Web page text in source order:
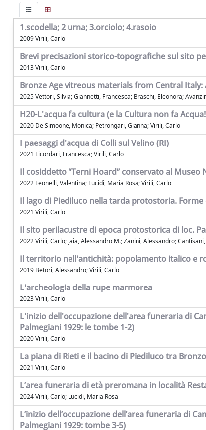
1.scodella; 2 urna; 3.orciolo; 4.rasoio
2009 Virili, Carlo
Brevi precisazioni storico-topografiche sul sito
2013 Virili, Carlo
Bronze Age vitreous materials from Central
2025 Vettori, Silvia; Giannetti, Francesca; Braschi, Eleonora;
H20-L'acqua fa cultura (e la Cultura non fa
2020 De Simoone, Monica; Petrongari, Gianna; Virili, Carlo
I paesaggi d'acqua di Colli sul Velino (RI)
2021 Licordari, Francesca; Virili, Carlo
Il cosiddetto “Terni Hoard” conservato al
2022 Leonelli, Valentina; Lucidi, Maria Rosa; Virili, Carlo
Il lago di Piediluco nella tarda protostoria.
2021 Virili, Carlo
Il sito perilacustre di epoca protostorica di loc.
2022 Virili, Carlo; Jaia, Alessandro M.; Zanini, Alessandro;
Il territorio nell'antichità: popolamento italico e
2019 Betori, Alessandro; Virili, Carlo
L'archeologia della rupe marmorea
2023 Virili, Carlo
L'inizio dell'occupazione dell'area funeraria di
Palmegiani 1929: le tombe 1-2)
2020 Virili, Carlo
La piana di Rieti e il bacino di Piediluco tra
2021 Virili, Carlo
L’area funeraria di età preromana in località
2024 Virili, Carlo; Lucidi, Maria Rosa
L’inizio dell’occupazione dell’area funeraria di
Palmegiani 1929: tombe 3-5)